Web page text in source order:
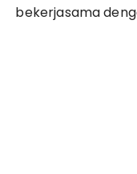
bekerjasama